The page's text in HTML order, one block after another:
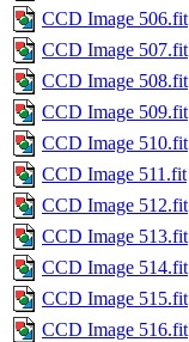
CCD Image 506.fit
CCD Image 507.fit
CCD Image 508.fit
CCD Image 509.fit
CCD Image 510.fit
CCD Image 511.fit
CCD Image 512.fit
CCD Image 513.fit
CCD Image 514.fit
CCD Image 515.fit
CCD Image 516.fit